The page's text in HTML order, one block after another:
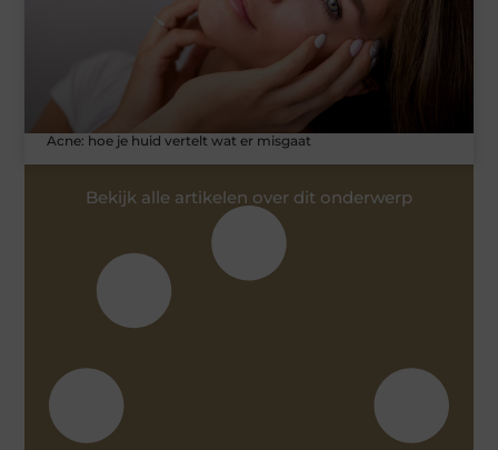
Acne: hoe je huid vertelt wat er misgaat
Bekijk alle artikelen over dit onderwerp